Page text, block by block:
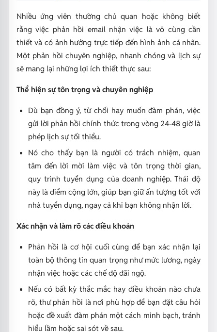
Nhiều ứng viên thường chủ quan hoặc không biết
rằng việc phản hồi email nhận việc là vô cùng cần
thiết và có ảnh hưởng trực tiếp đến hình ảnh cá nhân.
Một phản hồi chuyên nghiệp, nhanh chóng và lịch sự
sẽ mang lại những lợi ích thiết thực sau:
Thể hiện sự tôn trọng và chuyên nghiệp
Dù bạn đồng ý, từ chối hay muốn đàm phán, việc
gửi lời phản hồi chính thức trong vòng 24-48 giờ là
phép lịch sự tối thiểu.
Nó cho thấy bạn là người có trách nhiệm, quan
tâm đến lời mời làm việc và tôn trọng thời gian,
quy trình tuyển dụng của doanh nghiệp. Thái độ
này là điểm cộng lớn, giúp bạn giữ ấn tượng tốt với
nhà tuyển dụng, ngay cả khi bạn không nhận lời.
Xác nhận và làm rõ các điều khoản
Phản hồi là cơ hội cuối cùng để bạn xác nhận lại
toàn bộ thông tin quan trọng như mức lương, ngày
nhận việc hoặc các chế độ đãi ngộ.
Nếu có bất kỳ thắc mắc hay điều khoản nào chưa
rõ, thư phản hồi là nơi phù hợp để bạn đặt câu hỏi
hoặc đề xuất đàm phán một cách minh bạch, tránh
hiểu lầm hoặc sai sót về sau.